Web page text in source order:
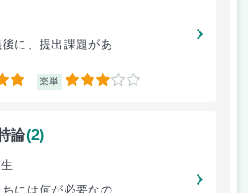
に、提出課題があ...
楽単 3
論(2)
には何が必要なの...